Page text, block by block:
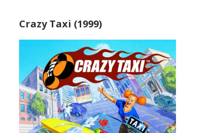
Crazy Taxi (1999)